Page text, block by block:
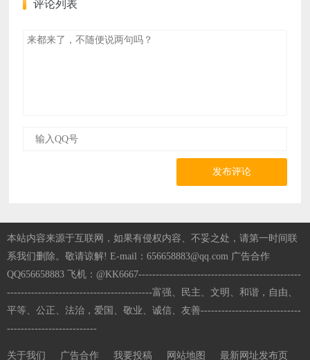
评论列表
发布评论
本站内容来源于互联网，如果有侵权内容、不妥之处，请第一时间联
系我们删除。敬请谅解! E-mail：656658883@qq.com 广告合作
QQ656658883 飞机：@KK6667-----------------------------------------------
------------------------------------------富强、民主、文明、和谐，自由、
平等、公正、法治，爱国、敬业、诚信、友善-----------------------------
--------------------------
关于我们 广告合作 我要投稿 网站地图 最新网址发布页